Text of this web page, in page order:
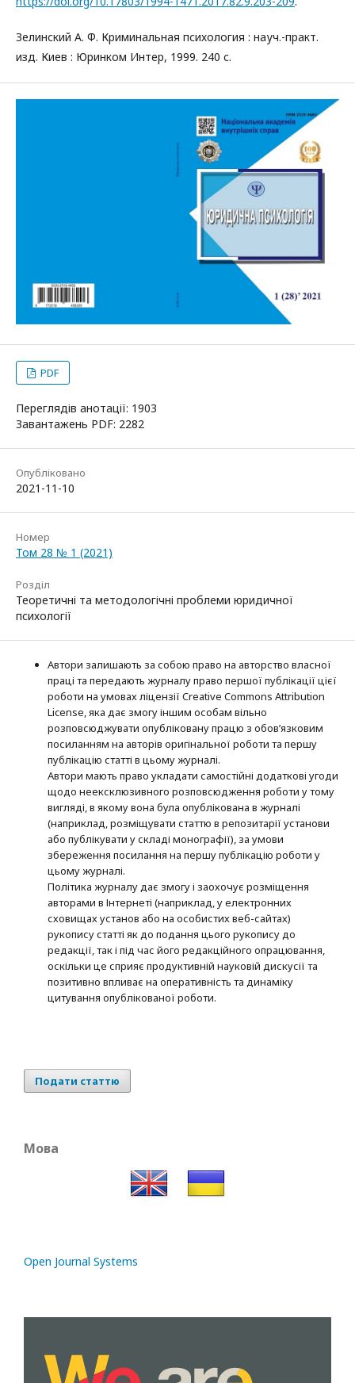
Зелинский А. Ф. Криминальная психология : науч.-практ.
изд. Киев : Юринком Интер, 1999. 240 с.
PDF
Переглядів анотації: 1903
Завантажень PDF: 2282
Опубліковано
2021-11-10
Номер
Том 28 № 1 (2021)
Розділ
Теоретичні та методологічні проблеми юридичної
психології
Автори залишають за собою право на авторство власної
праці та передають журналу право першої публікації цієї
роботи на умовах ліцензії Creative Commons Attribution
License, яка дає змогу іншим особам вільно
розповсюджувати опубліковану працю з обов’язковим
посиланням на авторів оригінальної роботи та першу
публікацію статті в цьому журналі.
Автори мають право укладати самостійні додаткові угоди
щодо неексклюзивного розповсюдження роботи у тому
вигляді, в якому вона була опублікована в журналі
(наприклад, розміщувати статтю в репозитарії установи
або публікувати у складі монографії), за умови
збереження посилання на першу публікацію роботи у
цьому журналі.
Політика журналу дає змогу і заохочує розміщення
авторами в Інтернеті (наприклад, у електронних
сховищах установ або на особистих веб-сайтах)
рукопису статті як до подання цього рукопису до
редакції, так і під час його редакційного опрацювання,
оскільки це сприяє продуктивній науковій дискусії та
позитивно впливає на оперативність та динаміку
цитування опублікованої роботи.
Подати статтю
Мова
Open Journal Systems